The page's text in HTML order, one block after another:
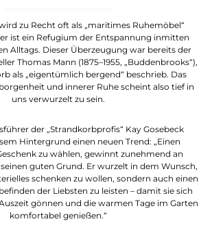
zu Recht oft als „maritimes Ruhemöbel“
ist ein Refugium der Entspannung inmitten
Alltags. Dieser Überzeugung war bereits der
Thomas Mann (1875–1955, „Buddenbrooks“),
als „eigentümlich bergend“ beschrieb. Das
und innerer Ruhe scheint also tief in
uns verwurzelt zu sein.
der „Strandkorbprofis“ Kay Gosebeck
Hintergrund einen neuen Trend: „Einen
zu wählen, gewinnt zunehmend an
guten Grund. Er wurzelt in dem Wunsch,
schenken zu wollen, sondern auch einen
der Liebsten zu leisten – damit sie sich
gönnen und die warmen Tage im Garten
komfortabel genießen.“